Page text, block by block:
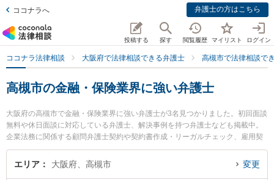
ココナラへ 弁護士の方はこちら
投稿する 探す 閲覧履歴 マイリスト ログイン
ココナラ法律相談 大阪府で法律相談できる弁護士 高槻市で法律相談で
高槻市の金融・保険業界に強い弁護士
大阪府の高槻市で金融・保険業界に強い弁護士が3名見つかりました。初回面談
無料や休日面談に対応している弁護士、解決事例を持つ弁護士なども掲載中。
企業法務に関係する顧問弁護士契約や契約書作成・リーガルチェック、雇用契
約書・就業規則作成等の細かな分野での絞り込み検索もでき便利です。特に東
京スタートアップ法律事務所 高槻支店の表 剛志弁護士や高槻法律事務所の吉本
エリア 大阪府、高槻市 変更